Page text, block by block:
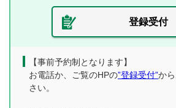
登録受付
【事前予約制となります】
お電話か、ご覧のHPの”登録受付”か
さい。